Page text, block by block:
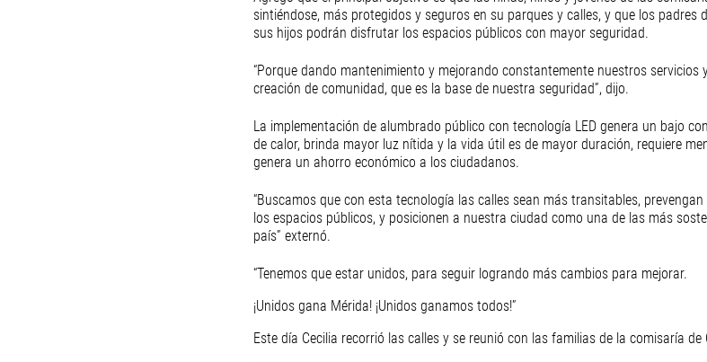
sintiéndose, más protegidos y seguros en su parques y calles, y que los padres
sus hijos podrán disfrutar los espacios públicos con mayor seguridad.
“Porque dando mantenimiento y mejorando constantemente nuestros servicios
creación de comunidad, que es la base de nuestra seguridad”, dijo.
La implementación de alumbrado público con tecnología LED genera un bajo
de calor, brinda mayor luz nítida y la vida útil es de mayor duración, requiere
genera un ahorro económico a los ciudadanos.
“Buscamos que con esta tecnología las calles sean más transitables,
los espacios públicos, y posicionen a nuestra ciudad como una de las más
país” externó.
“Tenemos que estar unidos, para seguir logrando más cambios para mejorar.
¡Unidos gana Mérida! ¡Unidos ganamos todos!”
Este día Cecilia recorrió las calles y se reunió con las familias de la comisaría de